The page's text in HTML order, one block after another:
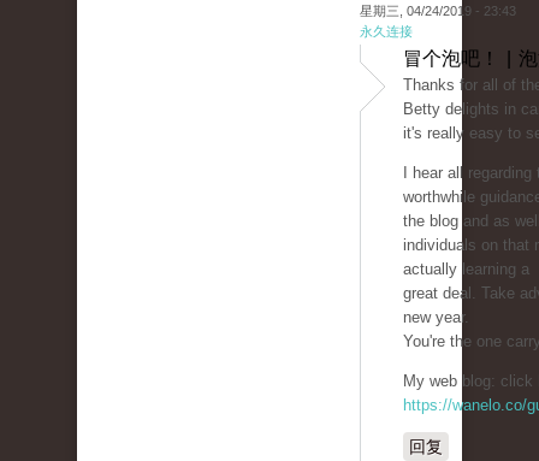
星期三, 04/24/2019 - 23:43
永久连接
冒个泡吧！ |
Thanks for all of
Betty delights in
it's really easy to
I hear all
worthwhile
the blog and as
individuals on that
actually learning a
great deal. Take
new year.
You're the one
My web blog: click
https://wanelo.co/
回复